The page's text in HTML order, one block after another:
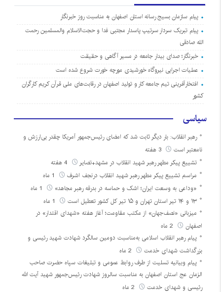
پیام سازمان بسیج رسانه استان اصفهان به مناسبت روز خبرنگار
پیام تبریک سردار سرتیپ پاسدار مجتبی فدا و حجت‌الاسلام والمسلمین رحمت
الله صادقی
خبرنگار؛ صدای بیدار جامعه در مسیر آگاهی و حقیقت
عملیات اجرایی نیروگاه خورشیدی مورچه خورت شروع شده است
افتخارآفرینی تیم جامعه کار و تولید اصفهان در رقابت‌های ملی قرآن کریم کارگران
کشور
سیاسی
رهبر انقلاب: بار دیگر ثابت شد که امضای رئیس‌جمهور آمریکا چقدر بی‌ارزش و
نامعتبر است
3 هفته
تشییع پیکر مطهر رهبر شهید انقلاب در مشهد+تصایر
مراسم تشییع پیکر مطهر رهبر شهید انقلاب درنجف اشرف
«وداعی به وسعت ایران؛ اشک و حماسه در بدرقه رهبر مجاهد»
۱۳ و ۱۴ تیر استان تهران و ۱۵ تیر کل کشور تعطیل است
میزبانی «نصف‌جهان» از مکتب مقاومت؛ آغاز هفته «شهدای اقتدار» در
اصفهان
پیام رهبر انقلاب اسلامی به‌مناسبت دومین سالگرد شهادت شهید رئیسی و
بزرگداشت شهدای خدمت
پیام وبیانیه تسلیت از طرف روابط عمومی و تبلیغات سپاه حضرت صاحب
الزمان عج استان اصفهان به مناسبت سالروز شهادت رئیس‌جمهور شهید آیت الله
رئیسی و شهدای خدمت